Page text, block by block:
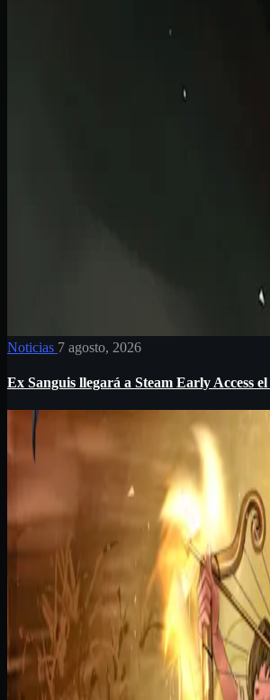
Noticias 7 agosto, 2026
Ex Sanguis llegará a Steam Early Access el